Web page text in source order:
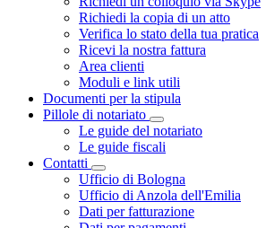
Richiedi la copia di un atto
Verifica lo stato della tua pratica
Ricevi la nostra fattura
Area clienti
Moduli e link utili
Documenti per la stipula
Pillole di notariato
Toggle Dropdown
Le guide del notariato
Le guide fiscali
Contatti
Toggle Dropdown
Ufficio di Bologna
Ufficio di Anzola dell'Emilia
Dati per fatturazione